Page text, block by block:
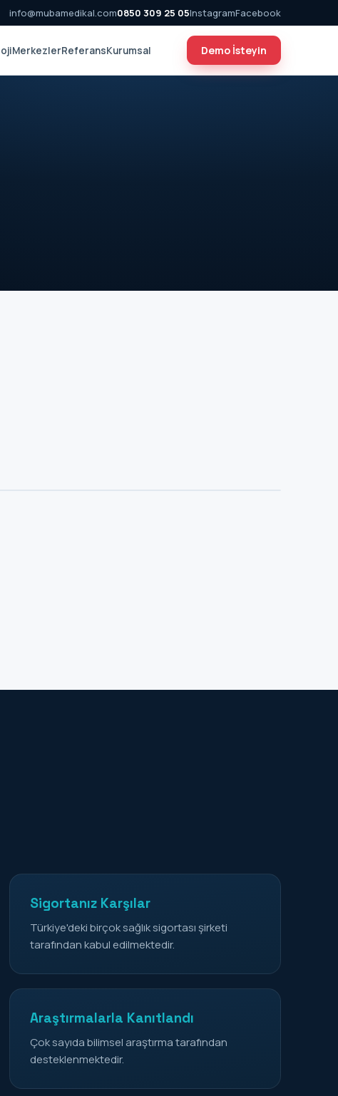
info@mubamedikal.com0850 309 25 05InstagramFacebook
MerkezlerReferansKurumsal Demo İsteyin
Sigortanız Karşılar
Türkiye'deki birçok sağlık sigortası şirketi
tarafından kabul edilmektedir.
Araştırmalarla Kanıtlandı
Çok sayıda bilimsel araştırma tarafından
desteklenmektedir.